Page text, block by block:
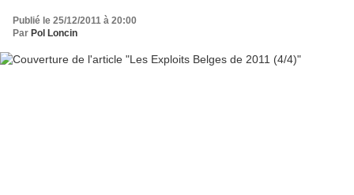
Publié le 25/12/2011 à 20:00
Par Pol Loncin